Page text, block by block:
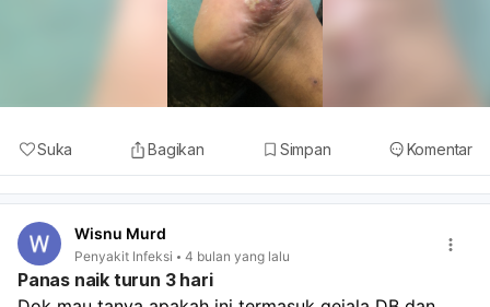
Suka Bagikan Simpan Komentar
Wisnu Murd
Penyakit Infeksi 4 bulan yang lalu
Panas naik turun 3 hari